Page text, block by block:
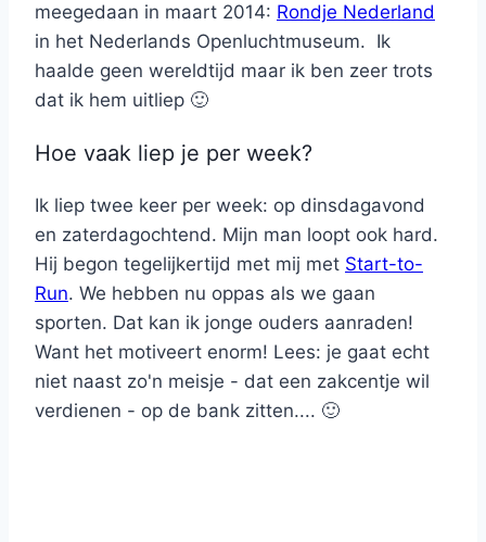
meegedaan in maart 2014: Rondje Nederland
in het Nederlands Openluchtmuseum. Ik
haalde geen wereldtijd maar ik ben zeer trots
dat ik hem uitliep 🙂
Hoe vaak liep je per week?
Ik liep twee keer per week: op dinsdagavond
en zaterdagochtend. Mijn man loopt ook hard.
Hij begon tegelijkertijd met mij met Start-to-
Run. We hebben nu oppas als we gaan
sporten. Dat kan ik jonge ouders aanraden!
Want het motiveert enorm! Lees: je gaat echt
niet naast zo'n meisje - dat een zakcentje wil
verdienen - op de bank zitten.... 🙂